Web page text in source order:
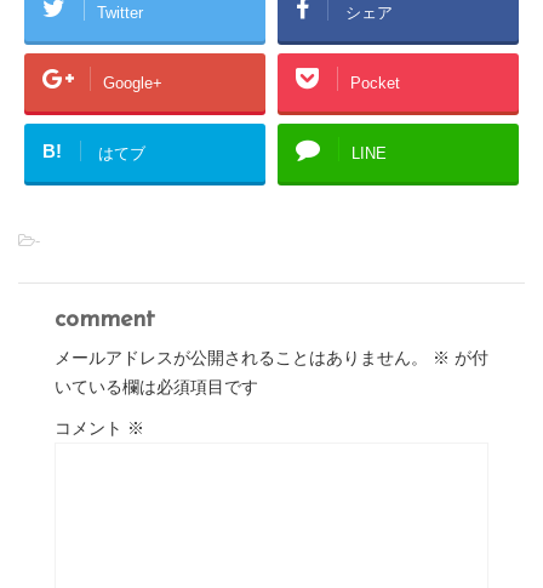
Twitter シェア
Google+ Pocket
B! はてブ LINE
-
comment
メールアドレスが公開されることはありません。 ※ が付
いている欄は必須項目です
コメント ※